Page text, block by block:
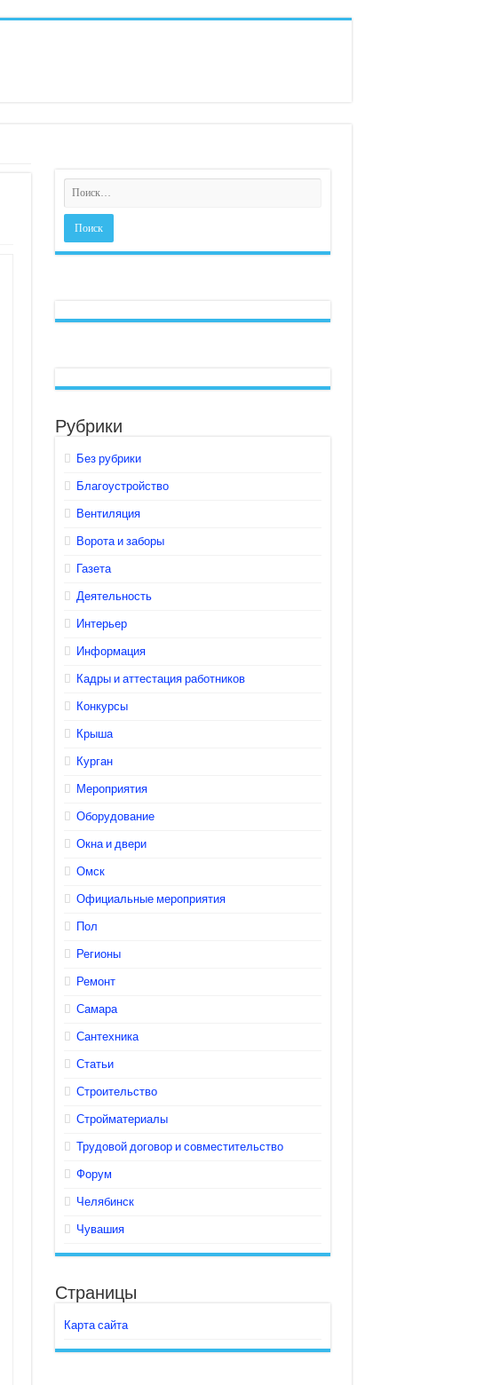
Рубрики
Без рубрики
Благоустройство
Вентиляция
Ворота и заборы
Газета
Деятельность
Интерьер
Информация
Кадры и аттестация работников
Конкурсы
Крыша
Курган
Мероприятия
Оборудование
Окна и двери
Омск
Официальные мероприятия
Пол
Регионы
Ремонт
Самара
Сантехника
Статьи
Строительство
Стройматериалы
Трудовой договор и совместительство
Форум
Челябинск
Чувашия
Страницы
Карта сайта